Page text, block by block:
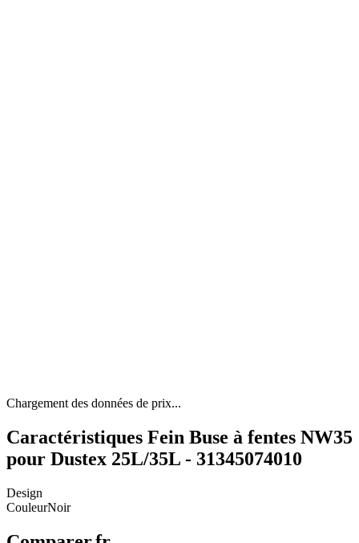
Chargement des données de prix...
Caractéristiques Fein Buse à fentes NW35
pour Dustex 25L/35L - 31345074010
Design
CouleurNoir